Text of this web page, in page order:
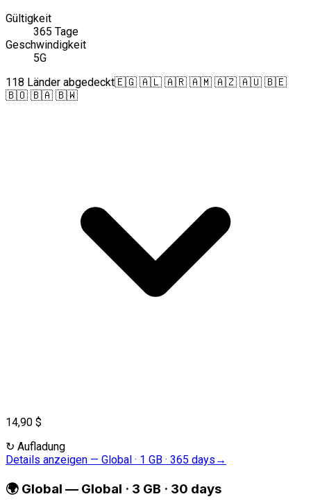
Gültigkeit
365 Tage
Geschwindigkeit
5G
118 Länder abgedeckt🇪🇬 🇦🇱 🇦🇷 🇦🇲 🇦🇿 🇦🇺 🇧🇪
🇧🇴 🇧🇦 🇧🇼
14,90 $
↻ Aufladung
Details anzeigen — Global · 1 GB · 365 days →
🌍 Global — Global · 3 GB · 30 days